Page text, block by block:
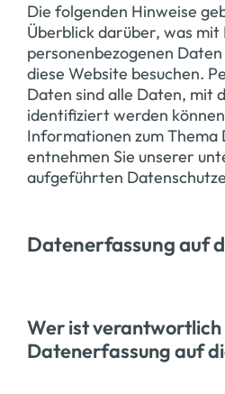
Die folgenden Hinweise
Überblick darüber, was mit
personenbezogenen
diese Website besuchen.
Daten sind alle Daten, mit
identifiziert werden
Informationen zum Thema
entnehmen Sie unserer
aufgeführten
Datenerfassung auf
Wer ist
Datenerfassung auf